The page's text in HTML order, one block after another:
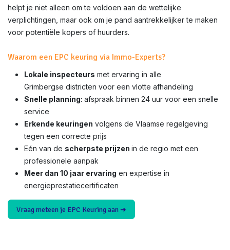
helpt je niet alleen om te voldoen aan de wettelijke
verplichtingen, maar ook om je pand aantrekkelijker te maken
voor potentiële kopers of huurders.
Waarom een EPC keuring via Immo-Experts?
Lokale inspecteurs met ervaring in alle
Grimbergse districten voor een vlotte afhandeling
Snelle planning: afspraak binnen 24 uur voor een snelle
service
Erkende keuringen volgens de Vlaamse regelgeving
tegen een correcte prijs
Eén van de scherpste prijzen in de regio met een
professionele aanpak
Meer dan 10 jaar ervaring en expertise in
energieprestatiecertificaten
Vraag meteen je EPC Keuring aan ➜